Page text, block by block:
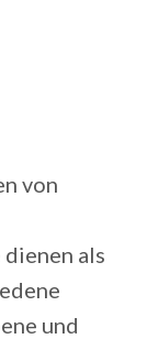
von
als
und